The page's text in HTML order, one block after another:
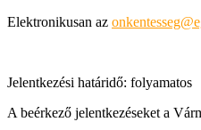
Elektronikusan az
Jelentkezési határidő: folyamatos
A beérkező jelentkezéseket a